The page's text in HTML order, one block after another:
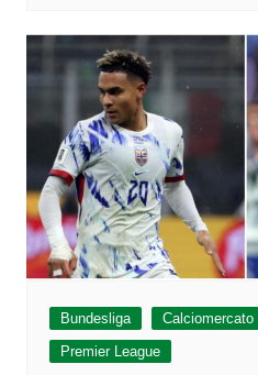
Bundesliga Calciomercato
Premier League